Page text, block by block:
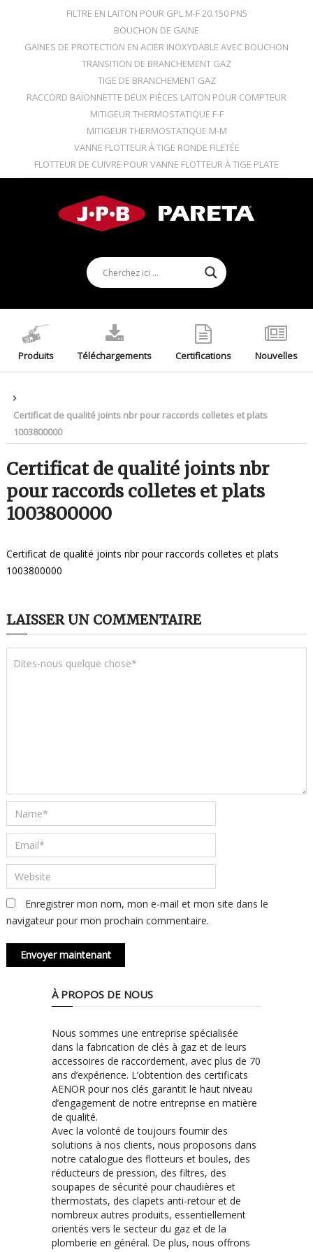
FILTRE EN LAITON POUR GPL M-F 20.150 PN5
BOUCHON DE GAINE
GAINES DE PROTECTION EN ACIER INOXYDABLE AVEC BOUCHON
TRANSITION DE BRANCHEMENT GAZ
TIGE DE BRANCHEMENT GAZ
RACCORD BAÏONNETTE DEUX PIÈCES LAITON POUR COMPTEUR
MITIGEUR THERMOSTATIQUE F-F
MITIGEUR THERMOSTATIQUE M-M
VANNE FLOTTEUR À TIGE RONDE FILETÉE
FLOTTEUR DE CUIVRE POUR VANNE FLOTTEUR À TIGE PLATE
Produits Téléchargements Certifications Nouvelles
Certificat de qualité joints nbr pour raccords colletes et plats
1003800000
Certificat de qualité joints nbr
pour raccords colletes et plats
1003800000
Certificat de qualité joints nbr pour raccords colletes et plats
1003800000
LAISSER UN COMMENTAIRE
Enregistrer mon nom, mon e-mail et mon site dans le
navigateur pour mon prochain commentaire.
À PROPOS DE NOUS
Nous sommes une entreprise spécialisée
dans la fabrication de clés à gaz et de leurs
accessoires de raccordement, avec plus de 70
ans d’expérience. L’obtention des certificats
AENOR pour nos clés garantit le haut niveau
d’engagement de notre entreprise en matière
de qualité.
Avec la volonté de toujours fournir des
solutions à nos clients, nous proposons dans
notre catalogue des flotteurs et boules, des
réducteurs de pression, des filtres, des
soupapes de sécurité pour chaudières et
thermostats, des clapets anti-retour et de
nombreux autres produits, essentiellement
orientés vers le secteur du gaz et de la
plomberie en général. De plus, nous offrons